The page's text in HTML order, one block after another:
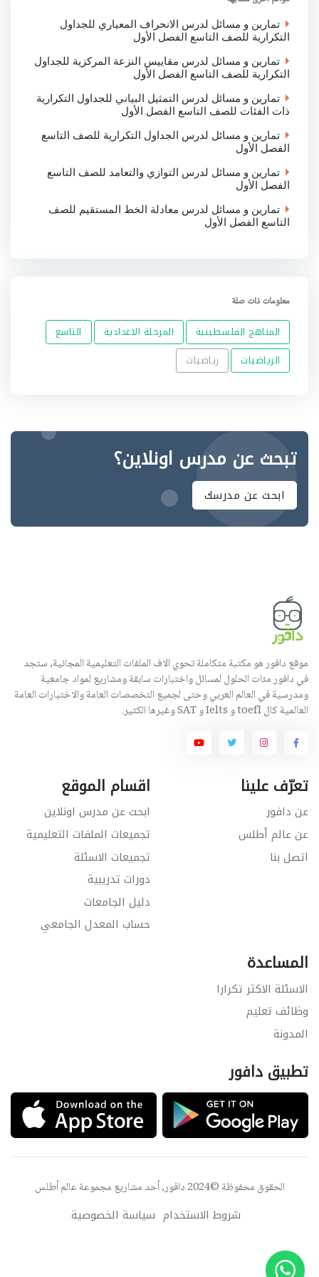
تمارين و مسائل لدرس الانحراف المعياري للجداول
التكرارية للصف التاسع الفصل الأول
تمارين و مسائل لدرس مقاييس النزعة المركزية للجداول
التكرارية للصف التاسع الفصل الأول
تمارين و مسائل لدرس التمثيل البياني للجداول التكرارية
ذات الفئات للصف التاسع الفصل الأول
تمارين و مسائل لدرس الجداول التكرارية للصف التاسع
الفصل الأول
تمارين و مسائل لدرس التوازي والتعامد للصف التاسع
الفصل الأول
تمارين و مسائل لدرس معادلة الخط المستقيم للصف
التاسع الفصل الأول
معلومات ذات صلة
المناهج الفلسطينية المرحلة الاعدادية
التاسع
الرياضيات
رياضيات
تبحث عن مدرس اونلاين؟
ابحث عن مدرسك
موقع دافور هو مكتبة متكاملة تحوي الاف الملفات التعليمية المجانية, ستجد
في دافور مئات الحلول لمسائل واختبارات سابقة ومشاريع لمواد جامعية
ومدرسية في العالم العربي وحتى لجميع التخصصات العامة والاختبارات العامة
العالمية كال toefl و Ielts و SAT وغيرها الكثير.
تعرّف علينا
عن دافور
عن عالم أطلس
اتصل بنا
اقسام الموقع
ابحث عن مدرس اونلاين
تجميعات الملفات التعليمية
تجميعات الاسئلة
دورات تدريبية
دليل الجامعات
حساب المعدل الجامعي
المساعدة
الاسئلة الاكثر تكرارا
وظائف تعليم
المدونة
تطبيق دافور
الحقوق محفوظة ©2024 دافور, أحد مشاريع مجموعة عالم أطلس
شروط الاستخدام سياسة الخصوصية